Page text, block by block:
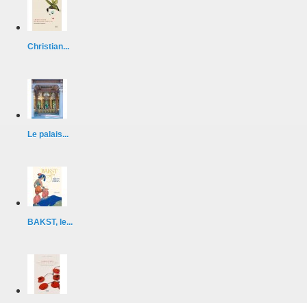
Christian...
Le palais...
BAKST, le...